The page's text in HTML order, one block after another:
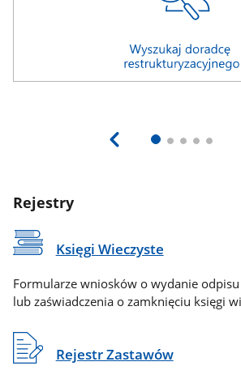
Rejestry
Księgi Wieczyste
Formularze wniosków o wydanie
lub zaświadczenia o zamknięciu księgi
Rejestr Zastawów